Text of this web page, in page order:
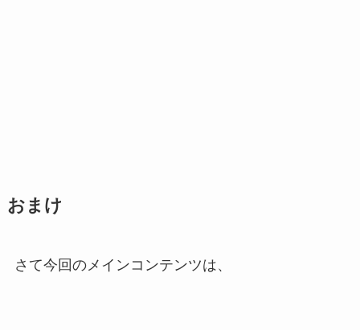
おまけ
さて今回のメインコンテンツは、